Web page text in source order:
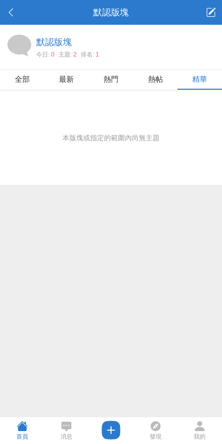
默認版塊
默認版塊
今日: 0 主題: 2 排名: 1
全部 最新 熱門 熱帖 精華
本版塊或指定的範圍內尚無主題
首頁 消息 發現 我的